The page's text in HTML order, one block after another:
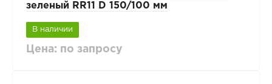
зеленый RR11 D 150/100 мм
В наличии
Цена: по запросу